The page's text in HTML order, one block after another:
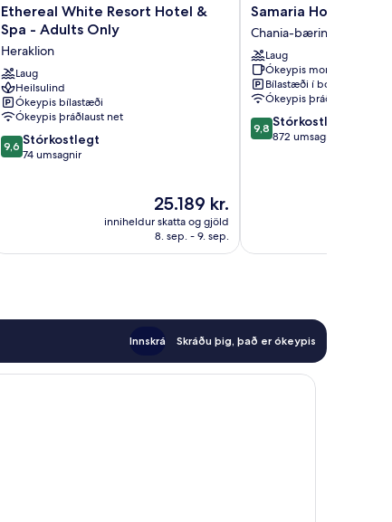
Ethereal
White
Resort
Hotel
&
Spa
-
Adults
Only
Heraklion
Ethereal White Resort Hotel &
Spa - Adults Only
Heraklion
Laug
Heilsulind
Ókeypis bílastæði
Ókeypis þráðlaust net
9.6
af
9,6 Stórkostlegt
74 umsagnir
Verðið
er
25.189 kr.
25.189 kr.
inniheldur skatta og gjöld
8. sep. - 9. sep.
Samaria
Hotel
Chania-
bærinn
Samaria Hotel
Chania-bærinn
Laug
Ókeypis morgunverður
Bílastæði í boði
Ókeypis þráðlaust net
9.8
af
9,8 Stórkostlegt
872 umsagnir
Innskrá Skráðu þig, það er ókeypis